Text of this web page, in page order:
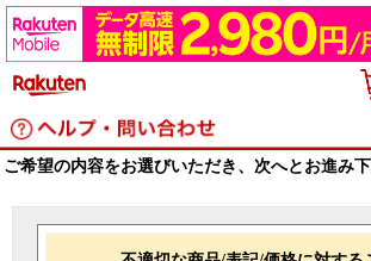
ご希望の内容をお選びいただき、次へとお進み下